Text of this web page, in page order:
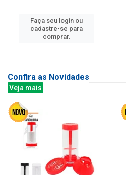
Faça seu login ou
cadastre-se para
comprar.
Confira as Novidades
Veja mais